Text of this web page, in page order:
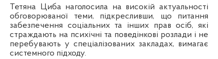
Тетяна Циба наголосила на високій актуальності
обговорюваної теми, підкресливши, що питання
забезпечення соціальних та інших прав осіб, які
страждають на психічні та поведінкові розлади і не
перебувають у спеціалізованих закладах, вимагає
системного підходу.